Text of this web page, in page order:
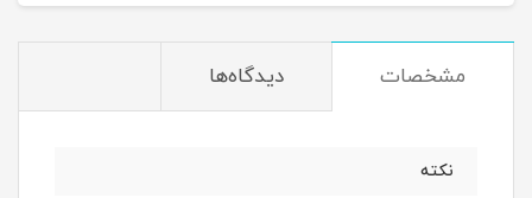
مشخصات دیدگاه‌ها
نکته